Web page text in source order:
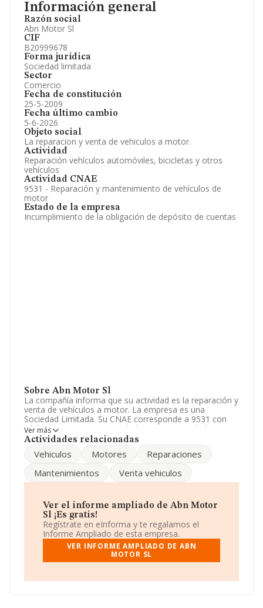
Información general
Razón social
Abn Motor Sl
CIF
B20999678
Forma jurídica
Sociedad limitada
Sector
Comercio
Fecha de constitución
25-5-2009
Fecha último cambio
5-6-2026
Objeto social
La reparacion y venta de vehiculos a motor.
Actividad
Reparación vehículos automóviles, bicicletas y otros
vehículos
Actividad CNAE
9531 - Reparación y mantenimiento de vehículos de
motor
Estado de la empresa
Incumplimiento de la obligación de depósito de cuentas
Sobre Abn Motor Sl
La compañía informa que su actividad es la reparación y
venta de vehículos a motor. La empresa es una
Sociedad Limitada. Su CNAE corresponde a 9531 con
código '%cnae%'. La sociedad no tiene actividad en
mercados exteriores.
El número de empleados se ha incrementado un 100% y
INFORMA, ha contado con un número de empleados
inferior a la media de sector.
Para comunicarse con sus oficinas, el número de
teléfono es 943134243 y la dirección de correo es
3efe@3efe.com .
La sociedadAbn Motor S.L, con número de
identificación fiscal B20999678, está situada en Calle
Mitxelena núm. 12 Bj, (20800), en el municipio de
Ver más
Actividades relacionadas
Vehiculos Motores
Reparaciones
Mantenimientos
Venta vehiculos
Ver el informe ampliado de Abn Motor
Sl ¡Es gratis!
Regístrate en eInforma y te regalamos el
Informe Ampliado de esta empresa.
VER INFORME AMPLIADO DE ABN
MOTOR SL